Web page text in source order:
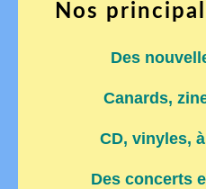
Nos
Des
Canards,
CD, vinyles,
Des concerts